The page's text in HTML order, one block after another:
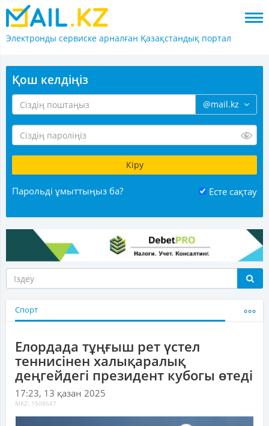
Электронды сервиске арналған Қазақстандық портал
Қош келдіңіз
@mail.kz
Парольді ұмыттыңыз ба? Есте сақтау
Спорт
Елордада тұңғыш рет үстел
теннисінен халықаралық
деңгейдегі президент кубогы өтеді
17:23, 13 қазан 2025
MKZ: 1508687